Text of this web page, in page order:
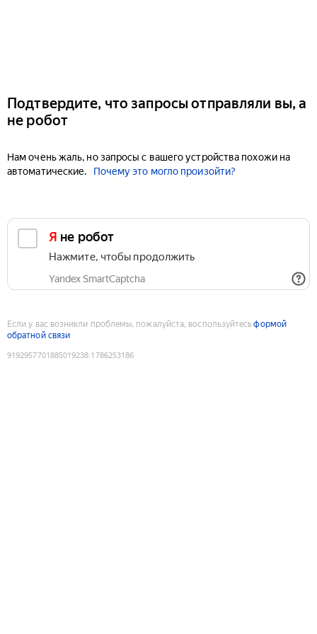
Подтвердите, что запросы отправляли вы, а
не робот
Нам очень жаль, но запросы с вашего устройства похожи на
автоматические.
Почему это могло произойти?
Я не робот
Нажмите, чтобы продолжить
Yandex SmartCaptcha
Если у вас возникли проблемы, пожалуйста, воспользуйтесьформой
обратной связи
9192957701885019238:1786253186